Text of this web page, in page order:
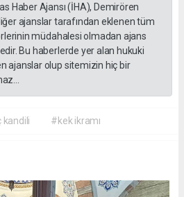
Haber Ajansı (İHA), Demirören
ajanslar tarafından eklenen tüm
müdahalesi olmadan ajans
Bu haberlerde yer alan hukuki
ajanslar olup sitemizin hiç bir
#kek ikramı